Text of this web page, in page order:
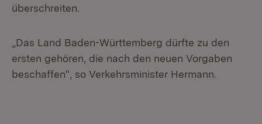
überschreiten.
„Das Land Baden-Württemberg dürfte zu den
ersten gehören, die nach den neuen Vorgaben
beschaffen“, so Verkehrsminister Hermann.